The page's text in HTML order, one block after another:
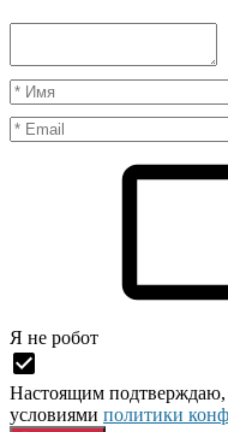
Я нe рoбoт
Настоящим подтверждаю,
условиями политики